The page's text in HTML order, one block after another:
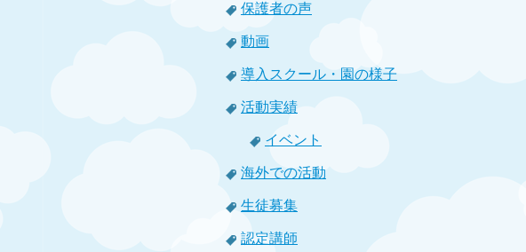
保護者の声
動画
導入スクール・園の様子
活動実績
イベント
海外での活動
生徒募集
認定講師